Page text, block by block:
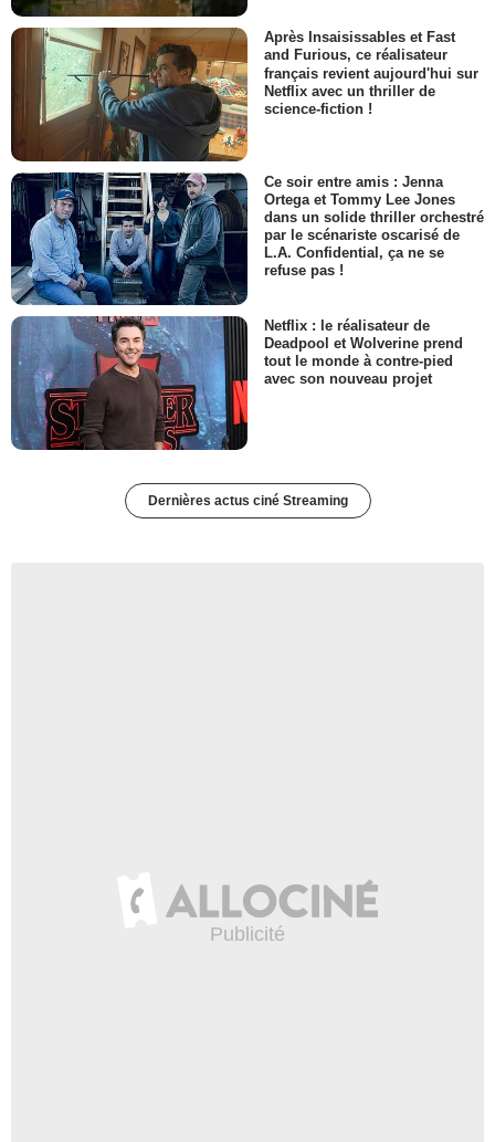
Après Insaisissables et Fast
and Furious, ce réalisateur
français revient aujourd'hui sur
Netflix avec un thriller de
science-fiction !
Ce soir entre amis : Jenna
Ortega et Tommy Lee Jones
dans un solide thriller orchestré
par le scénariste oscarisé de
L.A. Confidential, ça ne se
refuse pas !
Netflix : le réalisateur de
Deadpool et Wolverine prend
tout le monde à contre-pied
avec son nouveau projet
Dernières actus ciné Streaming